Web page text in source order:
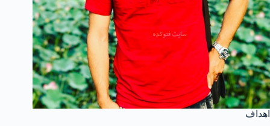
اهداف